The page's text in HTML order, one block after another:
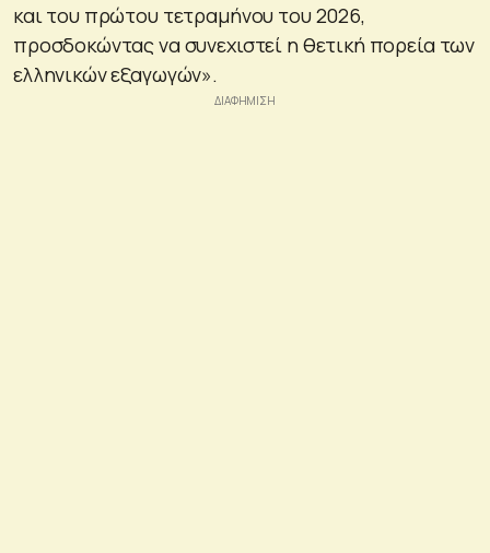
και του πρώτου τετραμήνου του 2026,
προσδοκώντας να συνεχιστεί η θετική πορεία των
ελληνικών εξαγωγών».